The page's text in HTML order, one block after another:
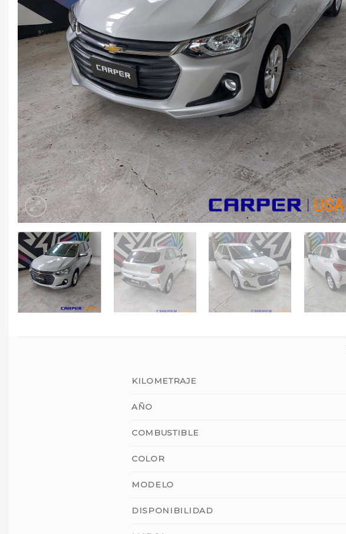
KILOMETRAJE
AÑO
COMBUSTIBLE
COLOR
MODELO
DISPONIBILIDAD